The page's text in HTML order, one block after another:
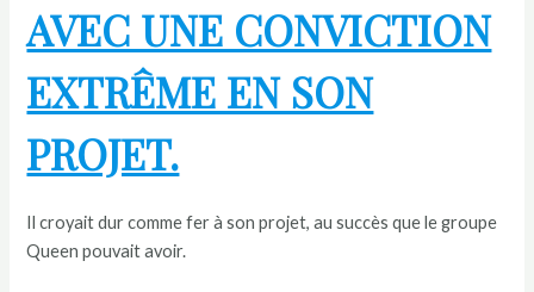
AVEC UNE CONVICTION
EXTRÊME EN SON
PROJET.
Il croyait dur comme fer à son projet, au succès que le groupe
Queen pouvait avoir.